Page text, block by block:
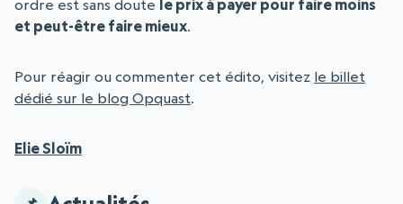
ordre est sans doute le prix à payer pour faire moins
et peut-être faire mieux.
Pour réagir ou commenter cet édito, visitez le billet
dédié sur le blog Opquast.
Elie Sloïm